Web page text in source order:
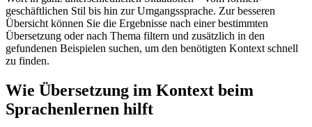
geschäftlichen Stil bis hin zur Umgangssprache. Zur besseren
Übersicht können Sie die Ergebnisse nach einer bestimmten
Übersetzung oder nach Thema filtern und zusätzlich in den
gefundenen Beispielen suchen, um den benötigten Kontext schnell
zu finden.
Wie Übersetzung im Kontext beim
Sprachenlernen hilft